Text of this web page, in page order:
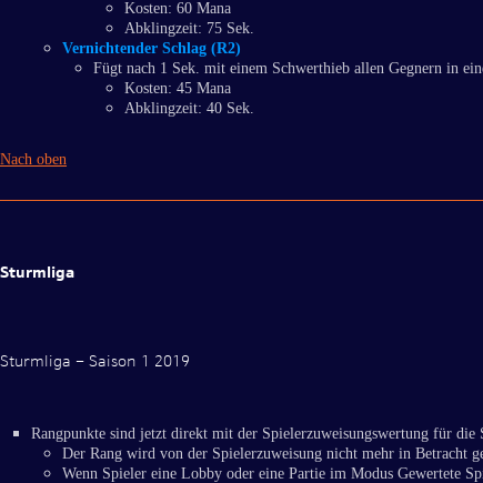
Kosten: 60 Mana
Abklingzeit: 75 Sek.
Vernichtender Schlag (R2)
Fügt nach 1 Sek. mit einem Schwerthieb allen Gegnern in
Kosten: 45 Mana
Abklingzeit: 40 Sek.
Nach oben
Sturmliga
Sturmliga – Saison 1 2019
Rangpunkte sind jetzt direkt mit der Spielerzuweisungswertung für die
Der Rang wird von der Spielerzuweisung nicht mehr in Betracht
Wenn Spieler eine Lobby oder eine Partie im Modus Gewertete